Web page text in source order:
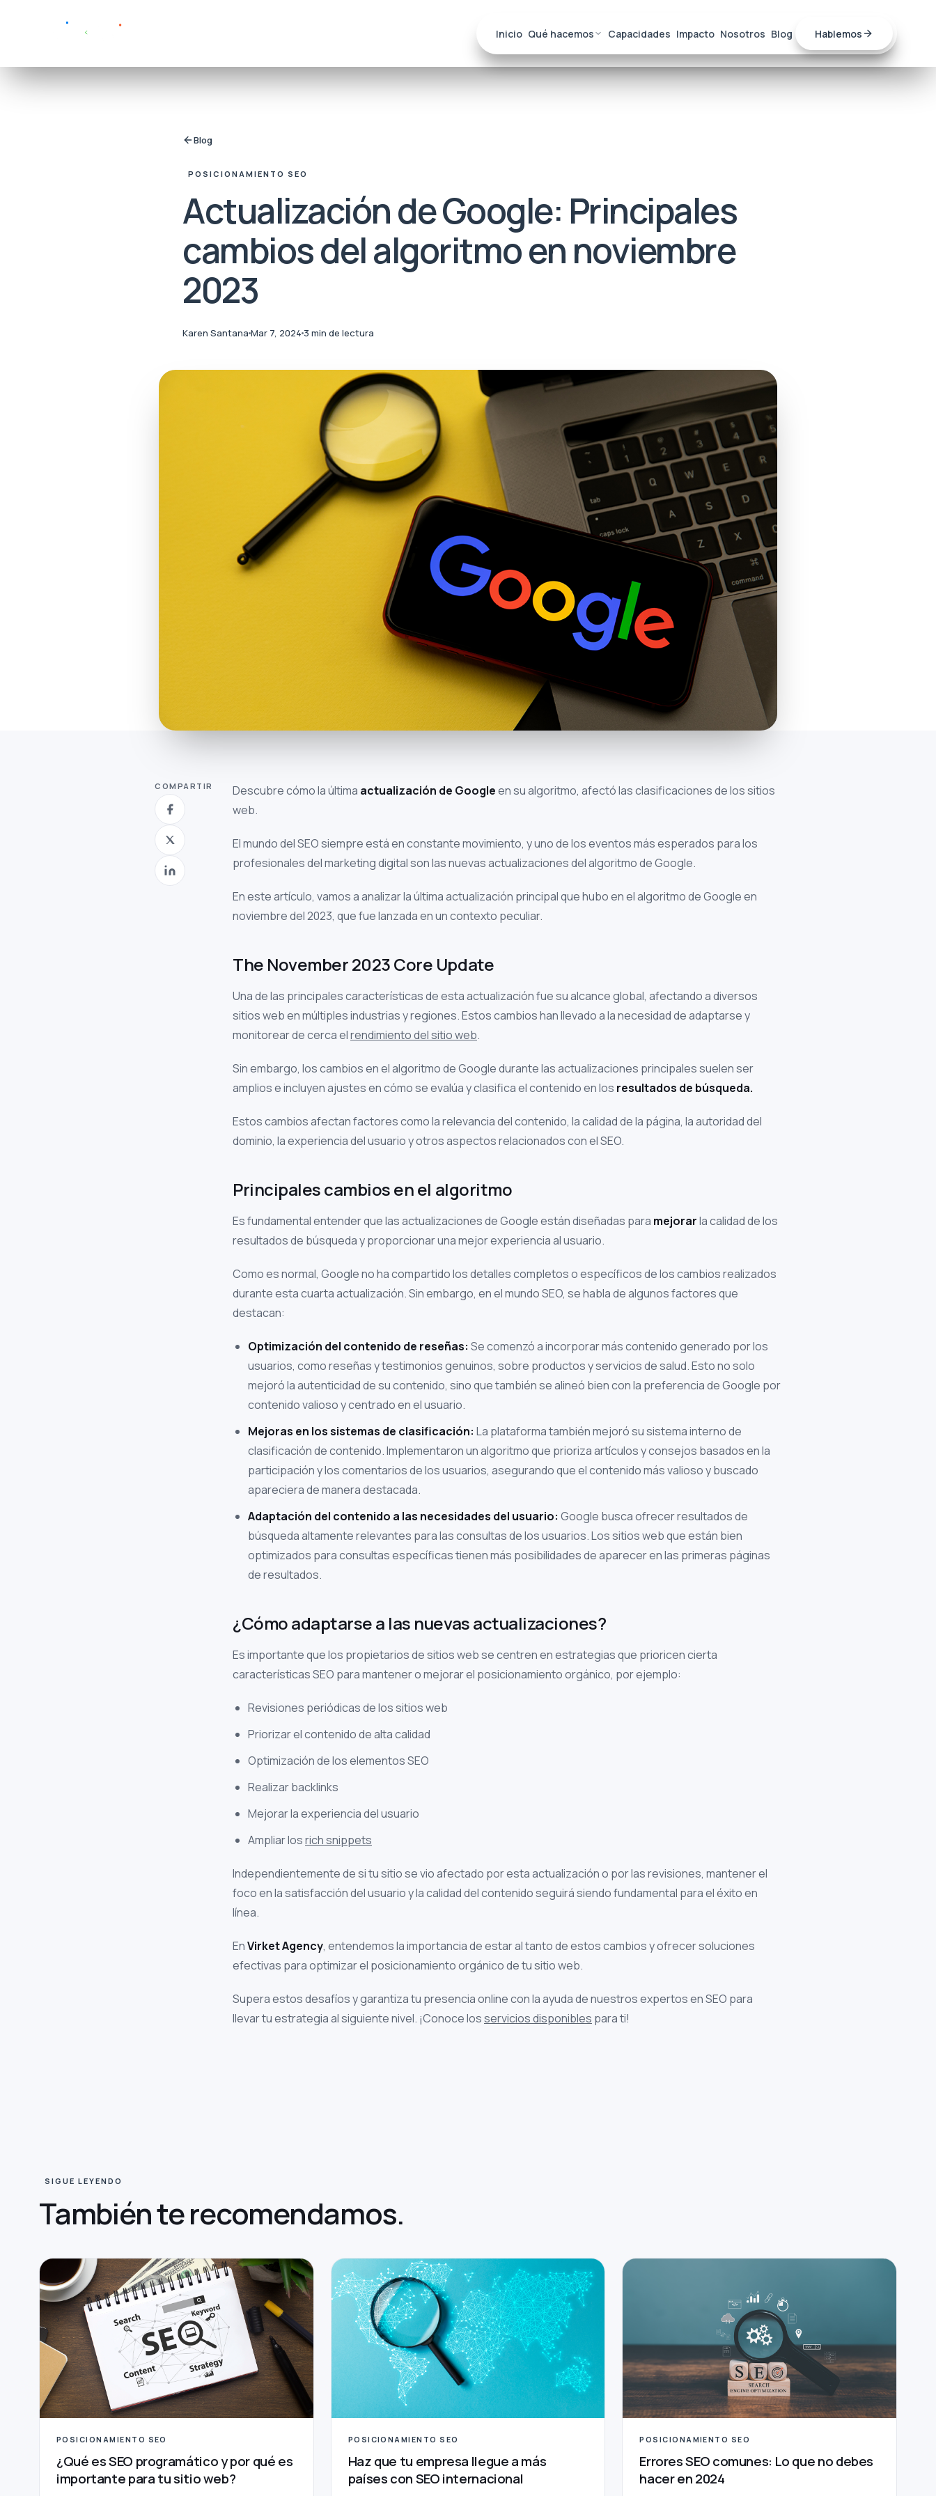
Inicio Qué hacemos Capacidades Impacto Nosotros Blog Hablemos
Blog
POSICIONAMIENTO SEO
Actualización de Google: Principales
cambios del algoritmo en noviembre
2023
Karen Santana Mar 7, 2024 3 min de lectura
COMPARTIR Descubre cómo la última actualización de Googleen su algoritmo, afectó las clasificaciones de los sitios
web.
El mundo del SEO siempre está en constante movimiento, y uno de los eventos más esperados para los
profesionales del marketing digital son las nuevas actualizaciones del algoritmo de Google.
En este artículo, vamos a analizar la última actualización principal que hubo en el algoritmo de Google en
noviembre del 2023, que fue lanzada en un contexto peculiar.
The November 2023 Core Update
Una de las principales características de esta actualización fue su alcance global, afectando a diversos
sitios web en múltiples industrias y regiones. Estos cambios han llevado a la necesidad de adaptarse y
monitorear de cerca elrendimiento del sitio web.
Sin embargo, los cambios en el algoritmo de Google durante las actualizaciones principales suelen ser
amplios e incluyen ajustes en cómo se evalúa y clasifica el contenido en los resultados de búsqueda.
Estos cambios afectan factores como la relevancia del contenido, la calidad de la página, la autoridad del
dominio, la experiencia del usuario y otros aspectos relacionados con el SEO.
Principales cambios en el algoritmo
Es fundamental entender que las actualizaciones de Google están diseñadas para mejorarla calidad de los
resultados de búsqueda y proporcionar una mejor experiencia al usuario.
Como es normal, Google no ha compartido los detalles completos o específicos de los cambios realizados
durante esta cuarta actualización. Sin embargo, en el mundo SEO, se habla de algunos factores que
destacan:
Optimización del contenido de reseñas: Se comenzó a incorporar más contenido generado por los
usuarios, como reseñas y testimonios genuinos, sobre productos y servicios de salud. Esto no solo
mejoró la autenticidad de su contenido, sino que también se alineó bien con la preferencia de Google por
contenido valioso y centrado en el usuario.
Mejoras en los sistemas de clasificación: La plataforma también mejoró su sistema interno de
clasificación de contenido. Implementaron un algoritmo que prioriza artículos y consejos basados en la
participación y los comentarios de los usuarios, asegurando que el contenido más valioso y buscado
apareciera de manera destacada.
Adaptación del contenido a las necesidades del usuario: Google busca ofrecer resultados de
búsqueda altamente relevantes para las consultas de los usuarios. Los sitios web que están bien
optimizados para consultas específicas tienen más posibilidades de aparecer en las primeras páginas
de resultados.
¿Cómo adaptarse a las nuevas actualizaciones?
Es importante que los propietarios de sitios web se centren en estrategias que prioricen cierta
características SEO para mantener o mejorar el posicionamiento orgánico, por ejemplo:
Revisiones periódicas de los sitios web
Priorizar el contenido de alta calidad
Optimización de los elementos SEO
Realizar backlinks
Mejorar la experiencia del usuario
Ampliar losrich snippets
Independientemente de si tu sitio se vio afectado por esta actualización o por las revisiones, mantener el
foco en la satisfacción del usuario y la calidad del contenido seguirá siendo fundamental para el éxito en
línea.
EnVirket Agency, entendemos la importancia de estar al tanto de estos cambios y ofrecer soluciones
efectivas para optimizar el posicionamiento orgánico de tu sitio web.
Supera estos desafíos y garantiza tu presencia online con la ayuda de nuestros expertos en SEO para
llevar tu estrategia al siguiente nivel. ¡Conoce losservicios disponibles para ti!
SIGUE LEYENDO
También terecomendamos.
POSICIONAMIENTO SEO
¿Qué es SEO programático y por qué es
importante para tu sitio web?
POSICIONAMIENTO SEO
Haz que tu empresa llegue a más
países con SEO internacional
POSICIONAMIENTO SEO
Errores SEO comunes: Lo que no debes
hacer en 2024